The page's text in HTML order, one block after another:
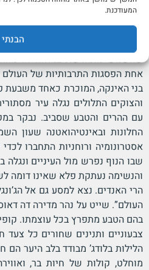
המעודכנת.
הבנתי
מתבצע הטקס המרכזי, מחזיר
כיצד מסורת עתיקה מתעוררת
השיא של המסע חוויה תרבותית
שהשמש מתחדשת במחזוריה.
אחת הפסגות התרבותיות של העולם
בני האינקה, המוכרת כאחד משבעת
והצוקים התלולים נגלה עיר
עם ההרים והטבע שסביב. נבקר
החלונות ובאינטיהואטנה שעון
אסטרונומיה ורוחניות התחברו
שבו הנוף נפרש מול העיניים
והנשימה נעתקת פלא שאינו דומה
הרי האנדים. נצא למסע גם אל
העולם”. שייט על נהר מדירה דה
בהם הטבע מתפרץ בכל עוצמתו.
צבעוניים ותנינים שחורים כל
הלילות בלודג’ מבודד בלב היער
מוחלט, קולות של חיות בר,